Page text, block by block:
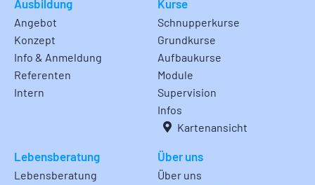
Ausbildung
Angebot
Konzept
Info & Anmeldung
Referenten
Intern
Kurse
Schnupperkurse
Grundkurse
Aufbaukurse
Module
Supervision
Infos
Kartenansicht
Lebensberatung
Lebensberatung
Über uns
Über uns